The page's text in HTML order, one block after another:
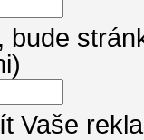
bude
Vaše